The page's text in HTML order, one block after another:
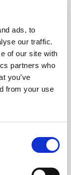
ads, to
our traffic.
of our site with
partners who
you’ve
from your use